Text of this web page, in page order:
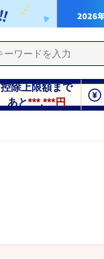
控除上限額まで
あと***,***円